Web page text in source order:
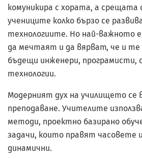
комуникира с хората, а срещата
учениците колко бързо се
технологиите. Но най-важното
да мечтаят и да вярват, че и
бъдещи инженери, програмисти,
технологии.
Модерният дух на училището се
преподаване. Учителите
методи, проектно базирано
задачи, които правят часовете
динамични.